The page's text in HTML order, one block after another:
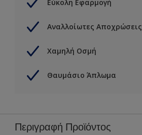
Εύκολη Εφαρμογή
Αναλλοίωτες Αποχρώσεις
Χαμηλή Οσμή
Θαυμάσιο Άπλωμα
Περιγραφή Προϊόντος